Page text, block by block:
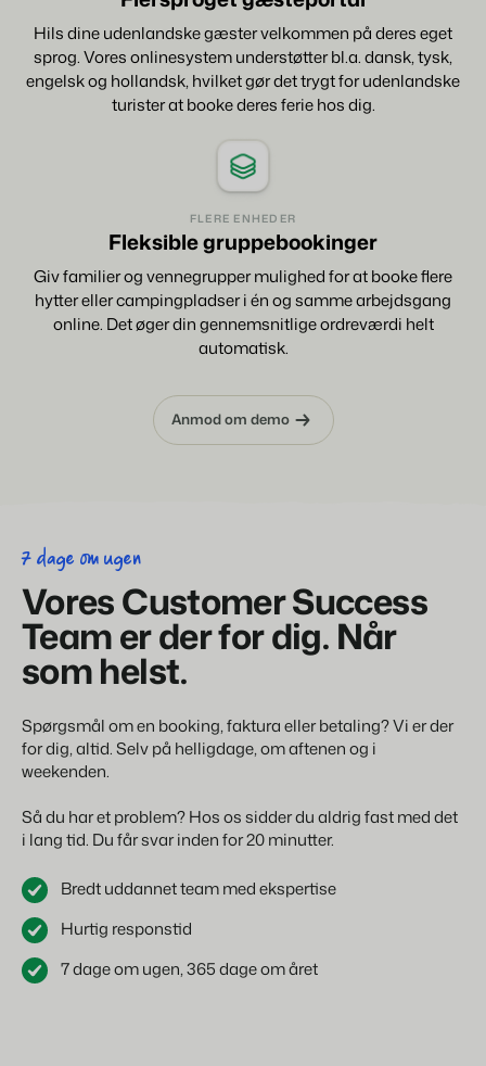
Hils dine udenlandske gæster velkommen på deres eget
sprog. Vores onlinesystem understøtter bl.a. dansk, tysk,
engelsk og hollandsk, hvilket gør det trygt for udenlandske
turister at booke deres ferie hos dig.
FLERE ENHEDER
Fleksible gruppebookinger
Giv familier og vennegrupper mulighed for at booke flere
hytter eller campingpladser i én og samme arbejdsgang
online. Det øger din gennemsnitlige ordreværdi helt
automatisk.
Anmod om demo
7 dage om ugen
Vores Customer Success
Team er der for dig. Når
som helst.
Spørgsmål om en booking, faktura eller betaling? Vi er der
for dig, altid. Selv på helligdage, om aftenen og i
weekenden.
Så du har et problem? Hos os sidder du aldrig fast med det
i lang tid. Du får svar inden for 20 minutter.
Bredt uddannet team med ekspertise
Hurtig responstid
7 dage om ugen, 365 dage om året